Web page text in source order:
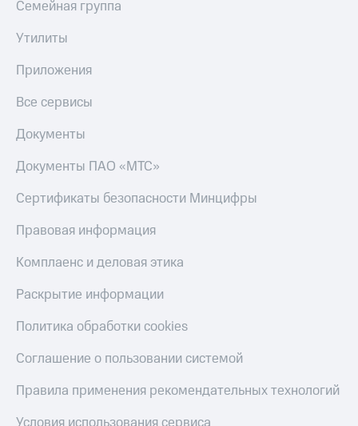
Семейная группа
Утилиты
Приложения
Все сервисы
Документы
Документы ПАО «МТС»
Сертификаты безопасности Минцифры
Правовая информация
Комплаенс и деловая этика
Раскрытие информации
Политика обработки cookies
Соглашение о пользовании системой
Правила применения рекомендательных технологий